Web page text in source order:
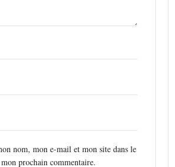
nom, mon e-mail et mon site dans le
prochain commentaire.